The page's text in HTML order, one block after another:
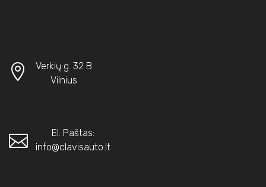
Verkių g. 32 B
Vilnius
El. Paštas:
info@clavisauto.lt